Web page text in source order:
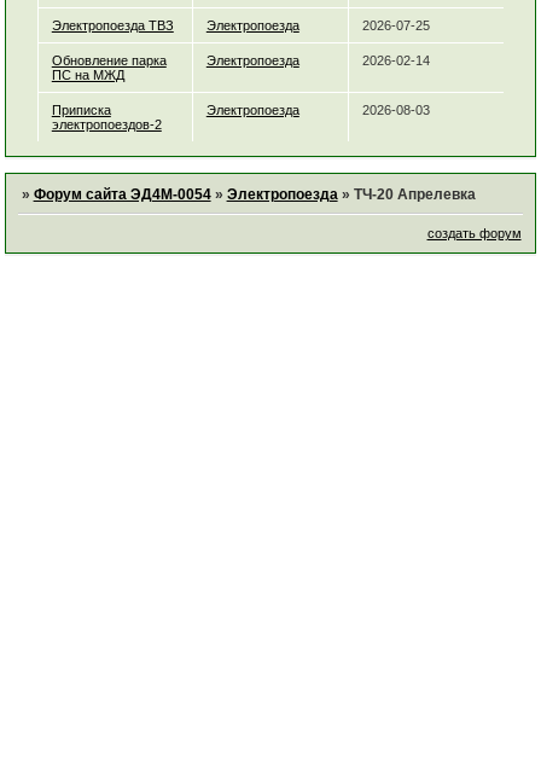
Электропоезда ТВЗ Электропоезда 2026-07-25
Обновление парка
ПС на МЖД
Электропоезда 2026-02-14
Приписка
электропоездов-2
Электропоезда 2026-08-03
» Форум сайта ЭД4М-0054 » Электропоезда » ТЧ-20 Апрелевка
создать форум